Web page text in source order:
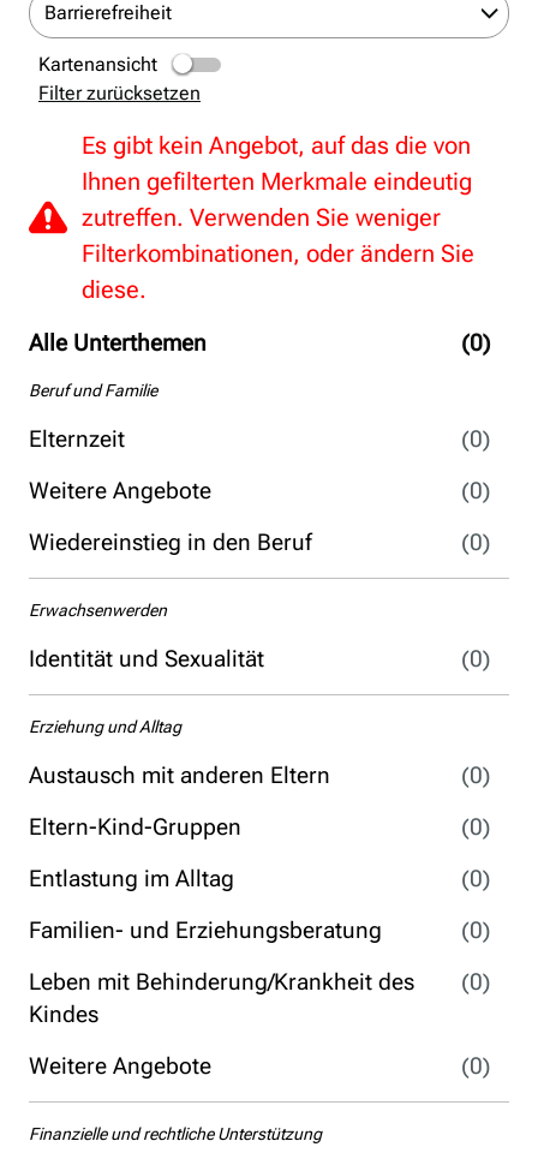
Alle Unterthemen (0)
Beruf und Familie
Elternzeit
(0)
Weitere Angebote
(0)
Wiedereinstieg in den Beruf
(0)
Erwachsenwerden
Identität und Sexualität (0)
Erziehung und Alltag
Austausch mit anderen Eltern
(0)
Eltern-Kind-Gruppen
(0)
Entlastung im Alltag
(0)
Familien- und Erziehungsberatung
(0)
Leben mit Behinderung/Krankheit des
Kindes
(0)
Weitere Angebote (0)
Finanzielle und rechtliche Unterstützung
Barrierefreiheit
Kartenansicht
Filter zurücksetzen
Es gibt kein Angebot, auf das die von
Ihnen gefilterten Merkmale eindeutig
zutreffen. Verwenden Sie weniger
Filterkombinationen, oder ändern Sie
diese.